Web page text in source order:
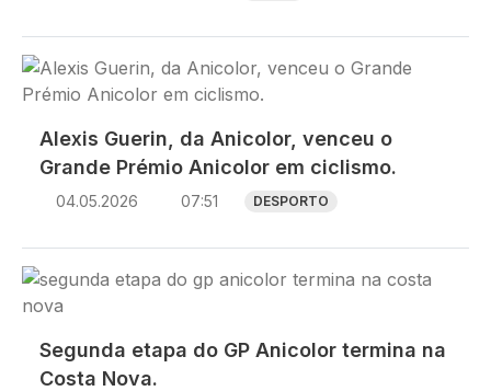
Imagem
Alexis Guerin, da Anicolor, venceu o
Grande Prémio Anicolor em ciclismo.
04.05.2026 07:51 DESPORTO
Imagem
Segunda etapa do GP Anicolor termina na
Costa Nova.